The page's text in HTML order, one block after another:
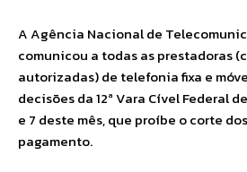
A Agência Nacional de
comunicou a todas as prestadoras
autorizadas) de telefonia fixa e
decisões da 12ª Vara Cível Federal
e 7 deste mês, que proíbe o corte
pagamento.